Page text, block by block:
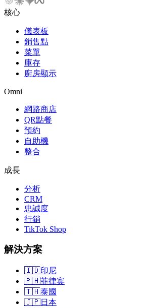
核心
儀表板
銷售點
菜單
庫存
廚房顯示
Omni
網路商店
QR點餐
預約
自助機
整合
成長
分析
CRM
忠誠度
行銷
TikTok Shop
解決方案
🇮🇩印尼
🇵🇭菲律宾
🇹🇭泰國
🇯🇵日本